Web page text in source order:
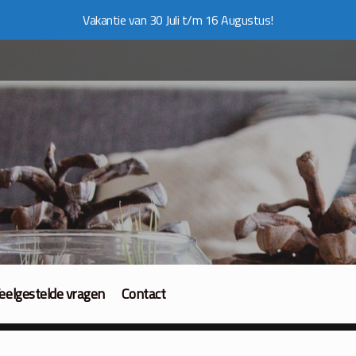
Vakantie van 30 Juli t/m 16 Augustus!
vragen Contact